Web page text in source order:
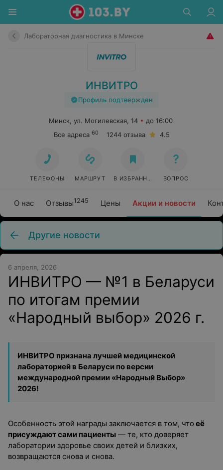
Лабораторная диагностика в Минске
ИНВИТРО
Профиль подтвержден
О нас Отзывы1245 Цены Акции и новости
Минск, ул. Могилевская, 14
до 16:00
Все адреса 60 1244 отзыва 4.5
ТЕЛЕФОНЫ МАРШРУТ В ИЗБРАННОЕ ВОПРОС
Другие новости
6 апреля, 2026
ИНВИТРО — №1 в Беларуси
по итогам премии
«Народный выбор» 2026 г.
ИНВИТРО признана лучшей медицинской
лабораторией в Беларуси по версии
международной премии «Народный Выбор»
2026!
Особенность этой награды заключается в том, что её
присуждают сами пациенты — те, кто доверяет
лаборатории здоровье своих детей и близких,
возвращаются снова и снова.